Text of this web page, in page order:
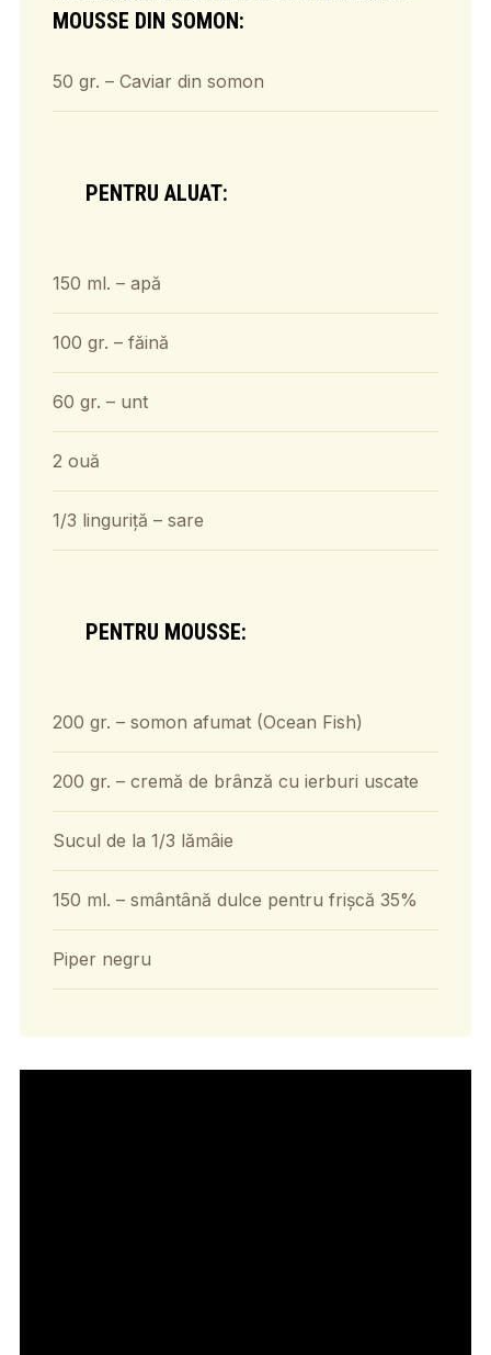
MOUSSE DIN SOMON:
50 gr. – Caviar din somon
PENTRU ALUAT:
150 ml. – apă
100 gr. – făină
60 gr. – unt
2 ouă
1/3 linguriță – sare
PENTRU MOUSSE:
200 gr. – somon afumat (Ocean Fish)
200 gr. – cremă de brânză cu ierburi uscate
Sucul de la 1/3 lămâie
150 ml. – smântână dulce pentru frișcă 35%
Piper negru